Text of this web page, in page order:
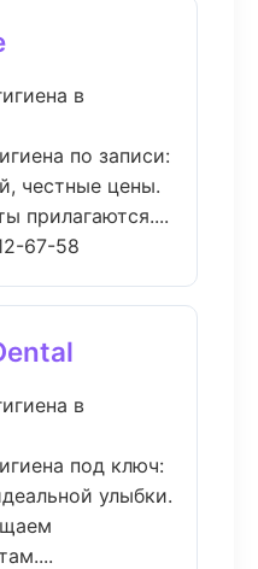
в
по записи:
честные цены.
прилагаются....
67-58
в
под ключ:
улыбки.